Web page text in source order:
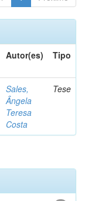
Autor(es) Tipo
Sales,
Ângela
Teresa
Costa
Tese